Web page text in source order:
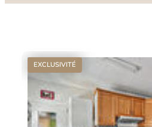
EXCLUSIVITÉ